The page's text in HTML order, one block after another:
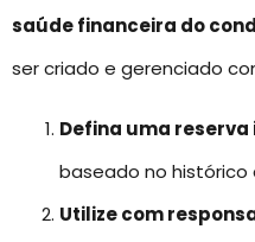
saúde financeira do
ser criado e gerenciado
Defina uma reserva
baseado no histórico
Utilize com